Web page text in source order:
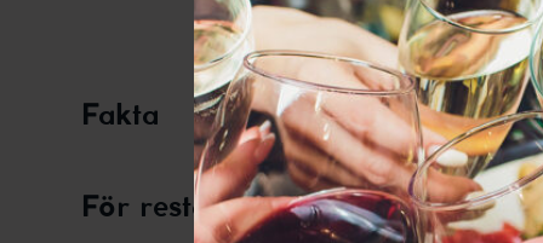
Fakta
För restauranger
Den här